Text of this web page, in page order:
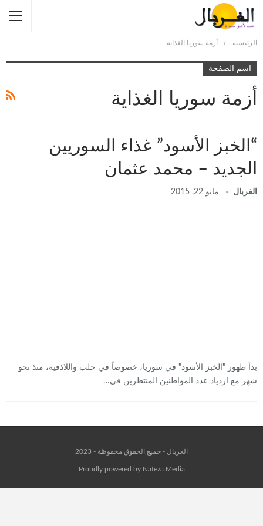
الرئيسية أزمة سوريا الغذاية
اسم الصفحة
أزمة سوريا الغذاية
“الخبز الأسود” غذاء السوريين
الجديد – محمد عثمان
الغربال مايو 22, 2015
بدأ ظهور "الخبز الأسود" في سوريا، خصوصاً في حلب واللاذقية، منذ نحو
شهر مع ازدياد عدد المواطنين المنتظرين في…
الغربال - جميع الحقوق محفوظة - 2023
Proudly powered by Nafeza Media